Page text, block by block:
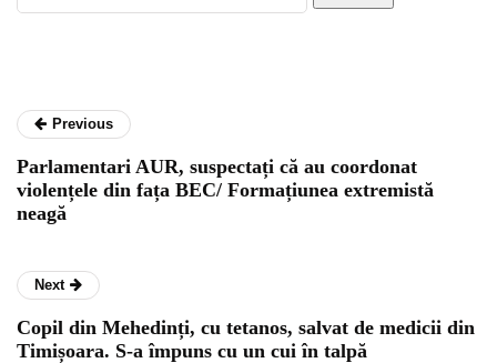
Previous
Parlamentari AUR, suspectați că au coordonat
violențele din fața BEC/ Formațiunea extremistă
neagă
Next
Copil din Mehedinți, cu tetanos, salvat de medicii din
Timișoara. S-a împuns cu un cui în talpă